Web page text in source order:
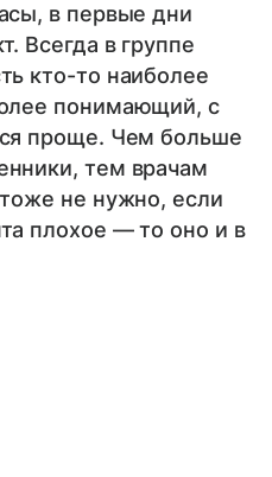
в первые дни
Всегда в группе
кто-то наиболее
понимающий, с
проще. Чем больше
тем врачам
не нужно, если
плохое — то оно и в